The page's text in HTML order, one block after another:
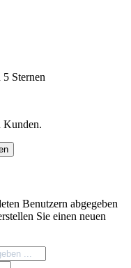
Sternen
Kunden.
Benutzern abgegeben
Sie einen neuen